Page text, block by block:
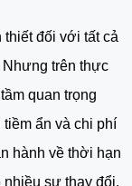
đối với tất cả
trên thực
quan trọng
ẩn và chi phí
hành về thời hạn
nhiều sự thay đổi.